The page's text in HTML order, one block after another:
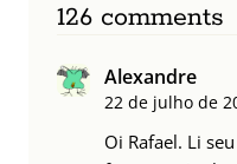
126 comments
Alexandre
22 de julho de
Oi Rafael. Li